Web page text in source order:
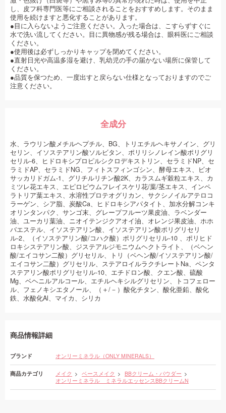
し、皮フ科専門医等にご相談されることをおすすめします。そのまま
使用を続けますと悪化することがあります。
●目に入らないようご注意ください。入った場合は、こすらずすぐに
水で洗い流してください。目に異物感が残る場合は、眼科医にご相談
ください。
●使用後は必ずしっかりキャップを閉めてください。
●直射日光や高温多湿を避け、乳幼児の手の届かない場所に保管して
ください。
●品質を保つため、一度出すと戻らない仕様となっておりますのでご
注意ください。
全成分
水、ラウリン酸メチルヘプチル、BG、トリエチルヘキサノイン、グリ
セリン、イソステアリン酸ソルビタン、ポリリシノレイン酸ポリグリ
セリル-6、ヒドロキシプロピルシクロデキストリン、セラミドNP、セ
ラミドAP、セラミドNG、フィトスフィンゴシン、酵母エキス、ビオ
サッカリドガム-1、グリチルリチン酸2K、カラスムギ穀粒エキス、カ
ミツレ花エキス、エピロビウムフレイスケリ花/葉/茎エキス、インペ
ラトリア葉エキス、水溶性プロテオグリカン、サクシノイルアテロコ
ラーゲン、シア脂、炭酸Ca、ヒドロキシアパタイト、加水分解コンキ
オリンタンパク、サンゴ末、グレープフルーツ果皮油、ラベンダー
油、ユーカリ葉油、ニオイテンジクアオイ油、オレンジ果皮油、ホホ
バエステル、イソステアリン酸、イソステアリン酸ポリグリセリ
ル-2、（イソステアリン酸/コハク酸）ポリグリセリル-10 、ポリヒド
ロキシステアリン酸、ジステアルジモニウムヘクトライト、（ベヘン
酸/エイコサン二酸）グリセリル、トリ（ベヘン酸/イソステアリン酸/
エイコサン二酸）グリセリル、ステアロイルラクチレートNa、ペンタ
ステアリン酸ポリグリセリル-10、エチドロン酸、クエン酸、硫酸
Mg、ベヘニルアルコール、エチルヘキシルグリセリン、トコフェロー
ル、フェノキシエタノール、（＋/－）酸化チタン、酸化亜鉛、酸化
鉄、水酸化Al、マイカ、シリカ
商品情報詳細
ブランド オンリーミネラル（ONLY MINERALS）
商品カテゴリ メイク ベースメイク
BBクリーム・パウダー
オンリーミネラル ミネラルエッセンスBBクリームN